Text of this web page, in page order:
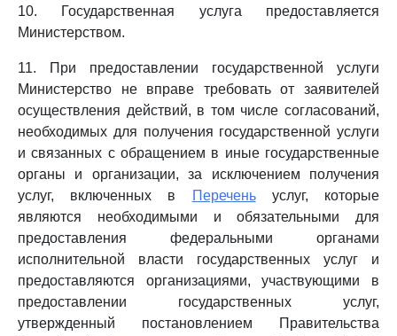
10. Государственная услуга предоставляется
Министерством.
11. При предоставлении государственной услуги
Министерство не вправе требовать от заявителей
осуществления действий, в том числе согласований,
необходимых для получения государственной услуги
и связанных с обращением в иные государственные
органы и организации, за исключением получения
услуг, включенных в
Переченьуслуг, которые
являются необходимыми и обязательными для
предоставления федеральными органами
исполнительной власти государственных услуг и
предоставляются организациями, участвующими в
предоставлении государственных услуг,
утвержденный постановлением Правительства